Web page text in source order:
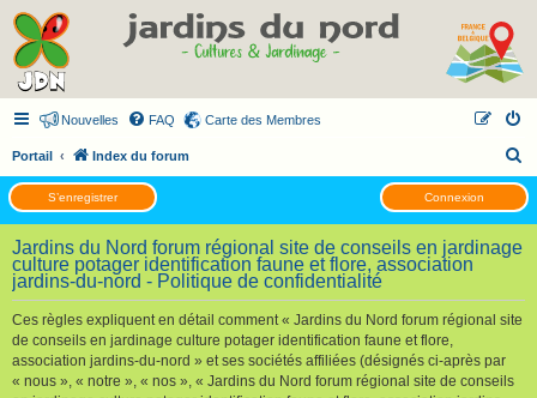
Nouvelles FAQ Carte des Membres
Portail Index du forum
e
c
r
S’enregistrer Connexion
Jardins du Nord forum régional site de conseils en jardinage
culture potager identification faune et flore, association
jardins-du-nord - Politique de confidentialité
Ces règles expliquent en détail comment « Jardins du Nord forum régional site
de conseils en jardinage culture potager identification faune et flore,
association jardins-du-nord » et ses sociétés affiliées (désignés ci-après par
« nous », « notre », « nos », « Jardins du Nord forum régional site de conseils